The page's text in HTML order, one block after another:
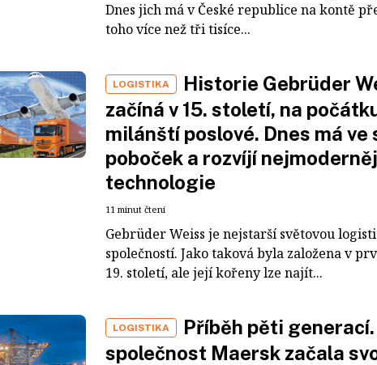
Dnes jich má v České republice na kontě
toho více než tři tisíce...
LOGISTIKA
Historie Gebrüder
začíná v 15. století, na
milánští poslové. Dnes má ve
poboček a rozvíjí
technologie
11 minut čtení
Gebrüder Weiss je nejstarší světovou
společností. Jako taková byla založena v
19. století, ale její kořeny lze najít...
LOGISTIKA
Příběh pěti
společnost Maersk začala